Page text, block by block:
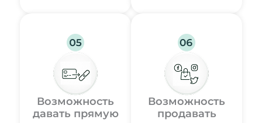
Возможность
давать прямую
Возможность
продавать